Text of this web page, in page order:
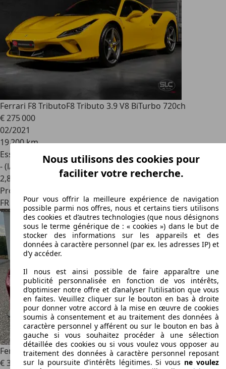
Ferrari F8 TributoF8 Tributo 3.9 V8 BiTurbo 720ch
€ 275 000
02/2021
19 200 km
Essence
- (l/100 km)
2,8
Professionnel
FR 59310Auchy Lez Orchies
Ferrari F8 TributoF8 Tributo 3.9 V8 BiTurbo 720ch
€ 339 900
Nous utilisons des cookies pour
faciliter votre recherche.
Pour vous offrir la meilleure expérience de navigation
possible parmi nos offres, nous et certains tiers utilisons
des cookies et d’autres technologies (que nous désignons
sous le terme générique de : « cookies ») dans le but de
stocker des informations sur les appareils et des
données à caractère personnel (par ex. les adresses IP) et
d’y accéder.
Il nous est ainsi possible de faire apparaître une
publicité personnalisée en fonction de vos intérêts,
d’optimiser notre offre et d’analyser l’utilisation que vous
en faites. Veuillez cliquer sur le bouton en bas à droite
pour donner votre accord à la mise en œuvre de cookies
soumis à consentement et au traitement des données à
caractère personnel y afférent ou sur le bouton en bas à
gauche si vous souhaitez procéder à une sélection
détaillée des cookies ou si vous voulez vous opposer au
traitement des données à caractère personnel reposant
sur la poursuite d’intérêts légitimes. Si vous ne voulez